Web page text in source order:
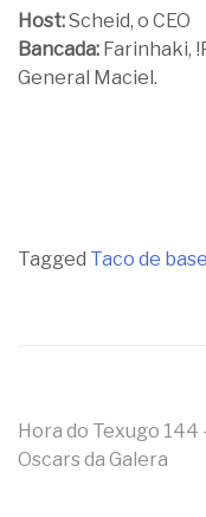
Host:Scheid, o CEO
Bancada: Farinhaki,
General Maciel.
Tagged Taco de
Hora do Texugo 144
Oscars da Galera